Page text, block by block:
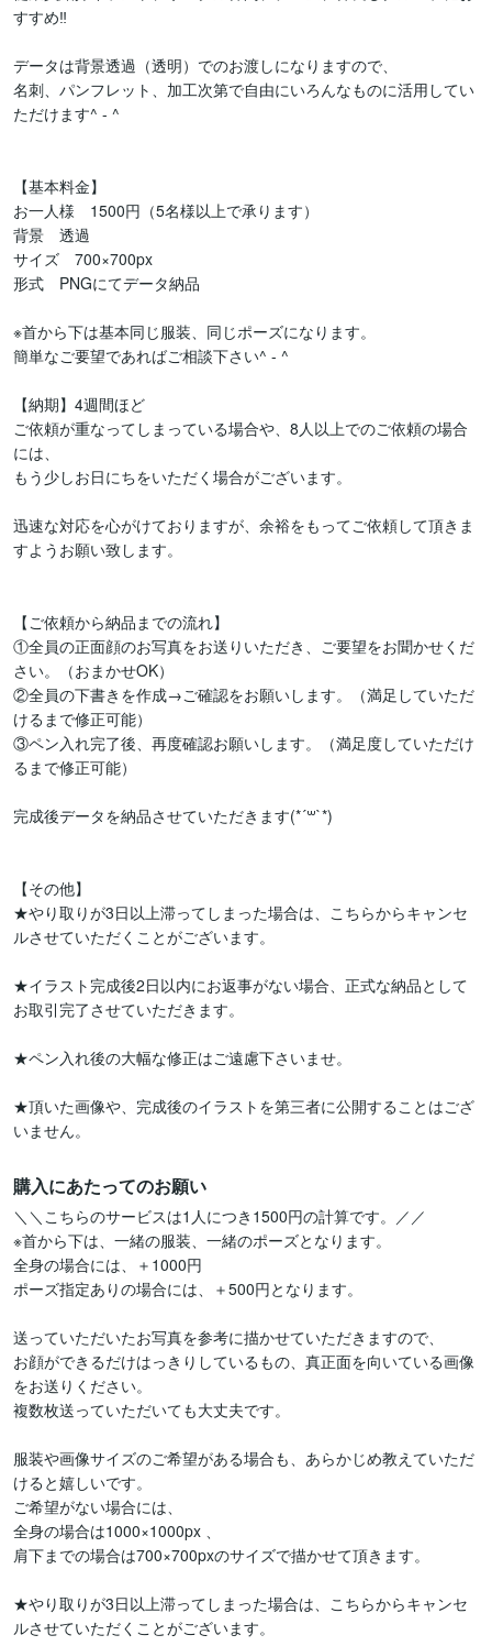
すすめ‼︎
データは背景透過（透明）でのお渡しになりますので、
名刺、パンフレット、加工次第で自由にいろんなものに活用してい
ただけます^ - ^
【基本料金】
お一人様　1500円（5名様以上で承ります）
背景　透過
サイズ　700×700px
形式　PNGにてデータ納品
※首から下は基本同じ服装、同じポーズになります。
簡単なご要望であればご相談下さい^ - ^
【納期】4週間ほど
ご依頼が重なってしまっている場合や、8人以上でのご依頼の場合
には、
もう少しお日にちをいただく場合がございます。
迅速な対応を心がけておりますが、余裕をもってご依頼して頂きま
すようお願い致します。
【ご依頼から納品までの流れ】
①全員の正面顔のお写真をお送りいただき、ご要望をお聞かせくだ
さい。（おまかせOK）
②全員の下書きを作成→ご確認をお願いします。（満足していただ
けるまで修正可能）
③ペン入れ完了後、再度確認お願いします。（満足度していただけ
るまで修正可能）
完成後データを納品させていただきます(*´꒳`*)
【その他】
★やり取りが3日以上滞ってしまった場合は、こちらからキャンセ
ルさせていただくことがございます。
★イラスト完成後2日以内にお返事がない場合、正式な納品として
お取引完了させていただきます。
★ペン入れ後の大幅な修正はご遠慮下さいませ。
★頂いた画像や、完成後のイラストを第三者に公開することはござ
いません。
購入にあたってのお願い
＼＼こちらのサービスは1人につき1500円の計算です。／／
※首から下は、一緒の服装、一緒のポーズとなります。
全身の場合には、＋1000円
ポーズ指定ありの場合には、＋500円となります。
送っていただいたお写真を参考に描かせていただきますので、
お顔ができるだけはっきりしているもの、真正面を向いている画像
をお送りください。
複数枚送っていただいても大丈夫です。
服装や画像サイズのご希望がある場合も、あらかじめ教えていただ
けると嬉しいです。
ご希望がない場合には、
全身の場合は1000×1000px 、
肩下までの場合は700×700pxのサイズで描かせて頂きます。
★やり取りが3日以上滞ってしまった場合は、こちらからキャンセ
ルさせていただくことがございます。